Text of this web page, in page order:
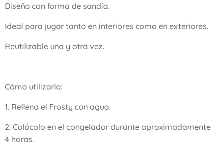
Diseño con forma de sandía.
Ideal para jugar tanto en interiores como en exteriores.
Reutilizable una y otra vez.
Cómo utilizarlo:
1. Rellena el Frosty con agua.
2. Colócalo en el congelador durante aproximadamente
4 horas.